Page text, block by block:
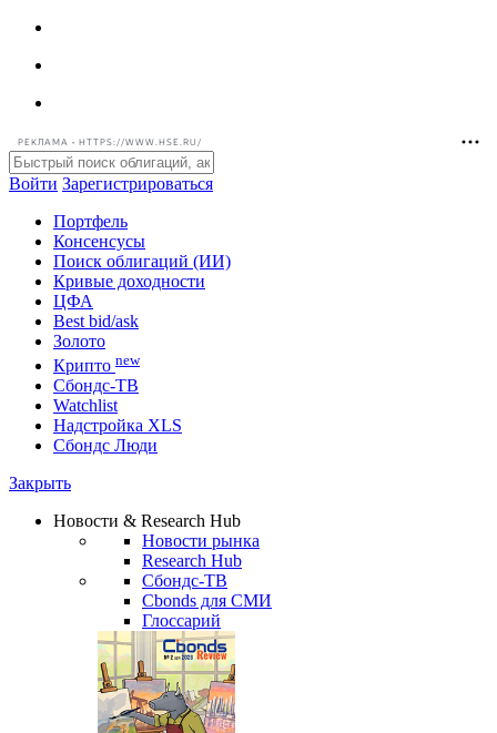
РЕКЛАМА • HTTPS://WWW.HSE.RU/
Войти Зарегистрироваться
Портфель
Консенсусы
Поиск облигаций (ИИ)
Кривые доходности
ЦФА
Best bid/ask
Золото
Крипто new
Watchlist
Сбондс Люди
Новости & Research Hub
Новости рынка
Research Hub
Сбондс-ТВ
Cbonds для СМИ
Глоссарий